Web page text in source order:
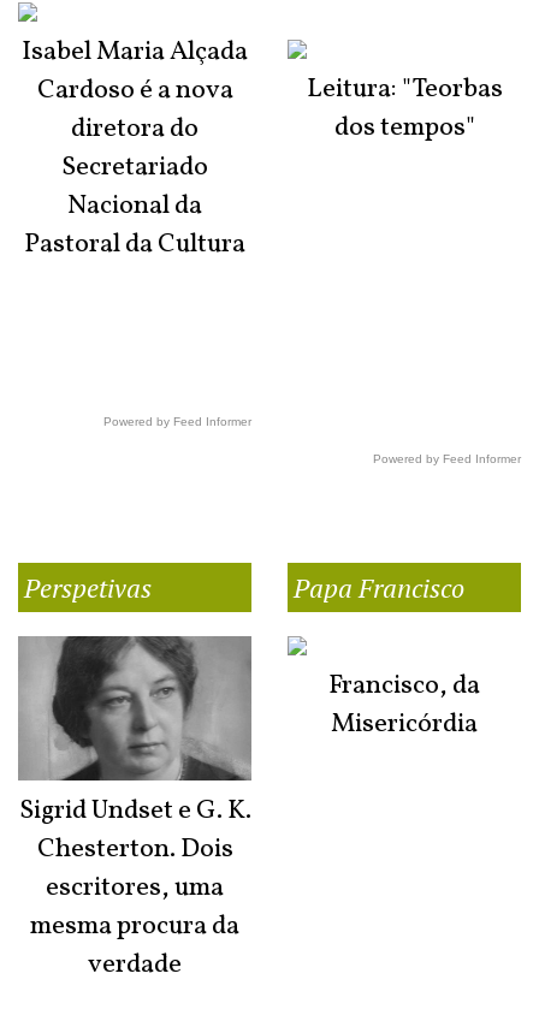
Isabel Maria Alçada
Cardoso é a nova
diretora do
Secretariado
Nacional da
Pastoral da Cultura
Powered by Feed Informer
Leitura: "Teorbas
dos tempos"
Powered by Feed Informer
Perspetivas
Sigrid Undset e G. K.
Chesterton. Dois
escritores, uma
mesma procura da
verdade
Papa Francisco
Francisco, da
Misericórdia